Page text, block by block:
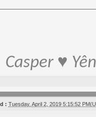
Casper ♥
: Tuesday, April 2, 2019 5:15:52